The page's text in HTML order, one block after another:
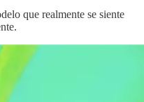
que realmente se siente